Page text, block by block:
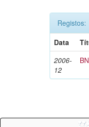
Registos:
Data
2006-
12